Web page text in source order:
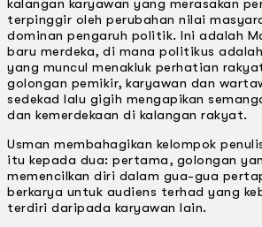
terpinggir oleh perubahan nilai
dominan pengaruh politik. Ini adalah
baru merdeka, di mana politikus
yang muncul menakluk perhatian
golongan pemikir, karyawan dan
sedekad lalu gigih mengapikan
dan kemerdekaan di kalangan rakyat.
Usman membahagikan kelompok
itu kepada dua: pertama, golongan
memencilkan diri dalam gua-gua
berkarya untuk audiens terhad yang
terdiri daripada karyawan lain.